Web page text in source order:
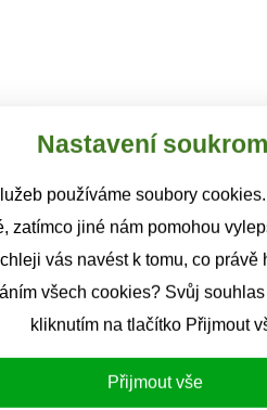
Nastavení
používáme soubory
zatímco jiné nám pomohou
vás navést k tomu, co právě
všech cookies? Svůj
kliknutím na tlačítko Přijmout
Přijmout vše